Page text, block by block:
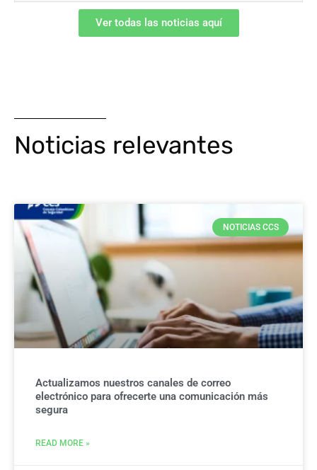
Ver todas las noticias aquí
Noticias relevantes
NOTICIAS CCS
Actualizamos nuestros canales de correo
electrónico para ofrecerte una comunicación más
segura
READ MORE »